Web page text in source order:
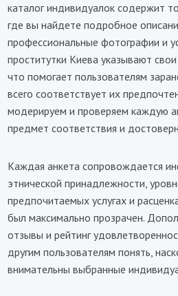
каталог индивидуалок содержит
где вы найдете подробное
профессиональные фотографии и
проститутки Киева указывают
что помогает пользователям
всего соответствует их
модерируем и проверяем каждую
предмет соответствия и
Каждая анкета сопровождается
этнической принадлежности,
предпочитаемых услугах и
был максимально прозрачен.
отзывы и рейтинг
другим пользователям понять,
внимательны выбранные